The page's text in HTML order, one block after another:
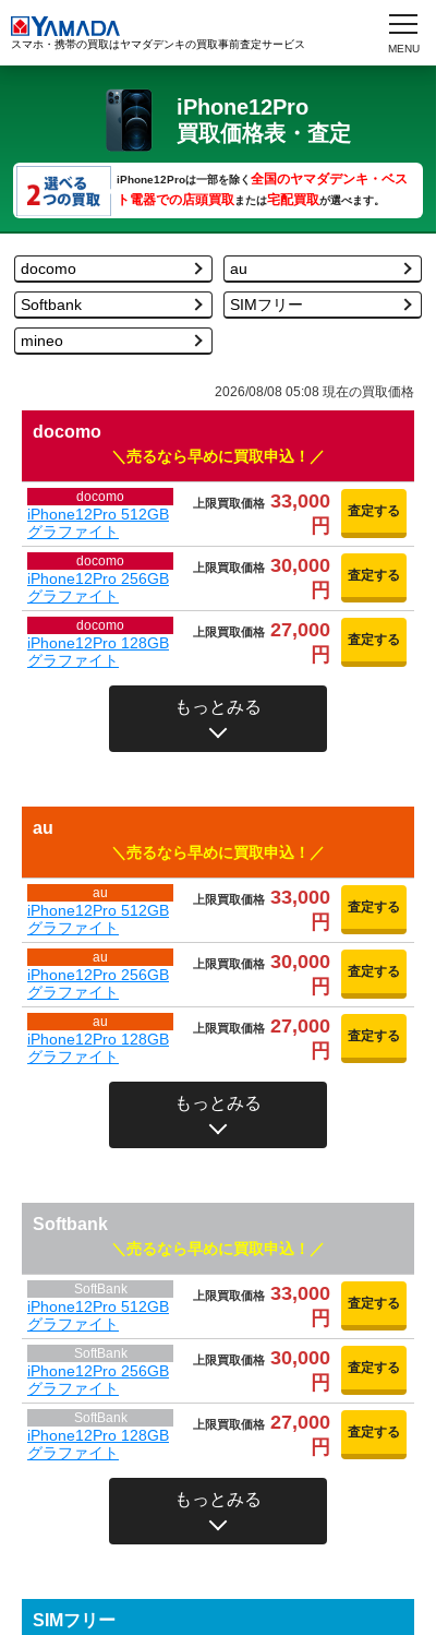
スマホ・携帯の買取はヤマダデンキの買取事前査定サービス
iPhone12Pro
買取価格表・査定
iPhone12Proは一部を除く 全国のヤマダデンキ・ベス
ト電器での店頭買取または宅配買取が選べます。
docomo au
Softbank SIMフリー
mineo
2026/08/08 05:08 現在の買取価格
docomo
売るなら早めに買取申込！
docomo
iPhone12Pro 512GB
グラファイト
上限買取価格 33,000
円
査定する
docomo
iPhone12Pro 256GB
グラファイト
上限買取価格 30,000
円
査定する
docomo
iPhone12Pro 128GB
グラファイト
上限買取価格 27,000
円
査定する
もっとみる
au
売るなら早めに買取申込！
au
iPhone12Pro 512GB
グラファイト
上限買取価格 33,000
円
査定する
au
iPhone12Pro 256GB
グラファイト
上限買取価格 30,000
円
査定する
au
iPhone12Pro 128GB
グラファイト
上限買取価格 27,000
円
査定する
もっとみる
Softbank
売るなら早めに買取申込！
SoftBank
iPhone12Pro 512GB
グラファイト
上限買取価格 33,000
円
査定する
SoftBank
iPhone12Pro 256GB
グラファイト
上限買取価格 30,000
円
査定する
SoftBank
iPhone12Pro 128GB
グラファイト
上限買取価格 27,000
円
査定する
もっとみる
SIMフリー